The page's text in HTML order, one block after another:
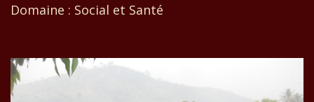
Domaine : Social et Santé